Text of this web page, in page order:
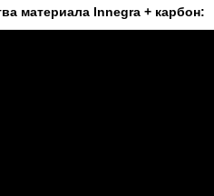
материала Innegra + карбон: